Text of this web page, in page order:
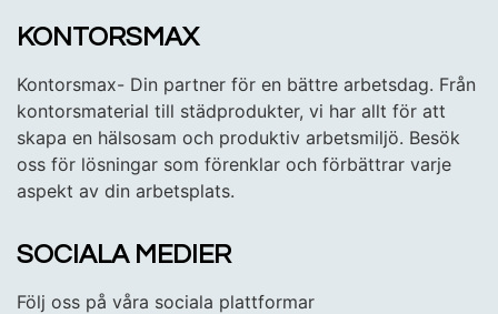
KONTORSMAX
Kontorsmax- Din partner för en bättre arbetsdag. Från
kontorsmaterial till städprodukter, vi har allt för att
skapa en hälsosam och produktiv arbetsmiljö. Besök
oss för lösningar som förenklar och förbättrar varje
aspekt av din arbetsplats.
SOCIALA MEDIER
Följ oss på våra sociala plattformar